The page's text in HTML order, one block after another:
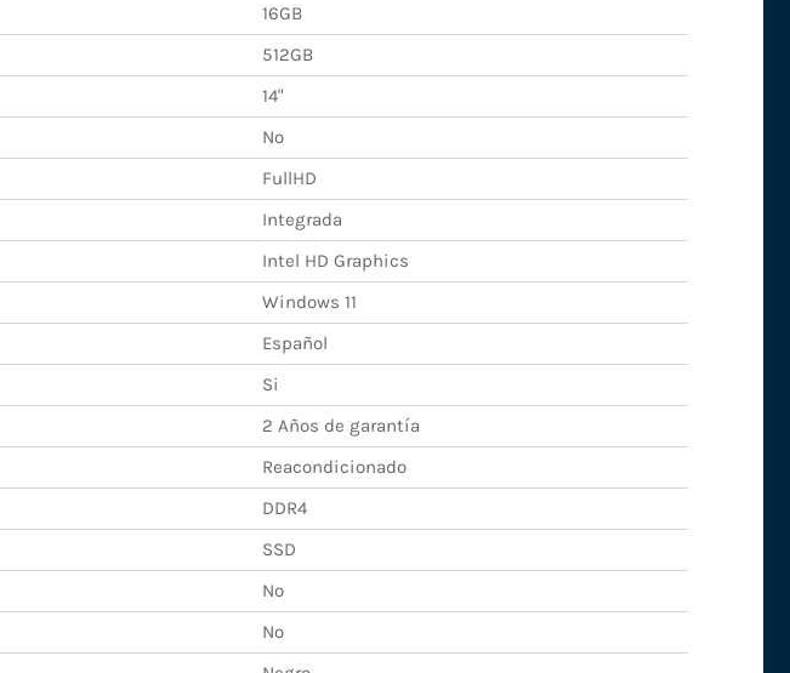
16GB
512GB
14"
No
FullHD
Integrada
Intel HD Graphics
Windows 11
Español
Si
2 Años de garantía
Reacondicionado
DDR4
SSD
No
No